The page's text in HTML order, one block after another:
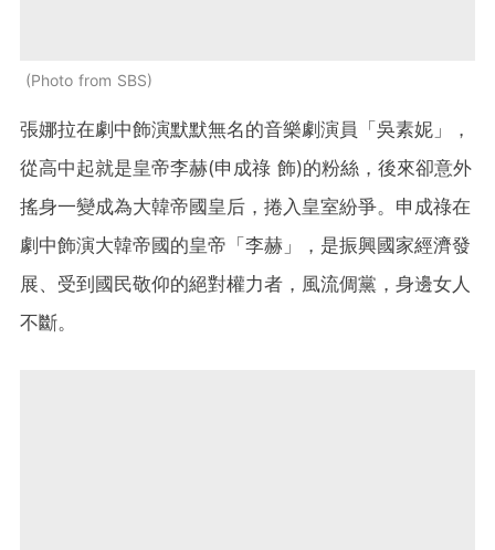
Photo from SBS
張娜拉在劇中飾演默默無名的音樂劇演員「吳素妮」，
從高中起就是皇帝李赫(申成祿 飾)的粉絲，後來卻意外
搖身一變成為大韓帝國皇后，捲入皇室紛爭。申成祿在
劇中飾演大韓帝國的皇帝「李赫」，是振興國家經濟發
展、受到國民敬仰的絕對權力者，風流倜黨，身邊女人
不斷。